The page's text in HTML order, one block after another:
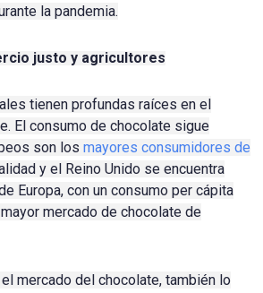
la pandemia.
justo y agricultores
tienen profundas raíces en el
El consumo de chocolate sigue
son losmayores consumidores de
y el Reino Unido se encuentra
Europa, con un consumo per cápita
mercado de chocolate de
mercado del chocolate, también lo